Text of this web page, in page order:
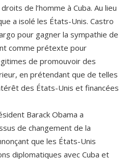
de l’homme à Cuba. Au lieu
a isolé les États-Unis. Castro
pour gagner la sympathie de
comme prétexte pour
de promouvoir des
en prétendant que de telles
des États-Unis et financées
Barack Obama a
de changement de la
que les États-Unis
diplomatiques avec Cuba et